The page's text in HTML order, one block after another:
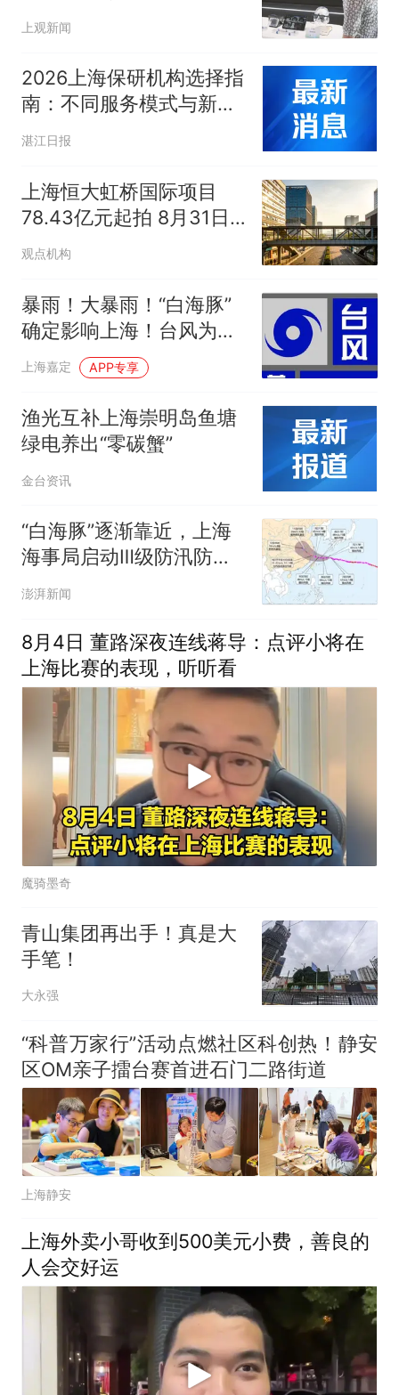
生产力强劲脉搏
上观新闻
2026上海保研机构选择指
南：不同服务模式与新工
科辅导能力分析
湛江日报
上海恒大虹桥国际项目
78.43亿元起拍 8月31日
开拍
观点机构
暴雨！大暴雨！“白海豚”
确定影响上海！台风为啥
总挑周末来？
上海嘉定 APP专享
渔光互补上海崇明岛鱼塘
绿电养出“零碳蟹”
金台资讯
“白海豚”逐渐靠近，上海
海事局启动Ⅲ级防汛防台
响应、四区发台风蓝色预
澎湃新闻
8月4日 董路深夜连线蒋导：点评小将在
上海比赛的表现，听听看
魔骑墨奇
青山集团再出手！真是大
手笔！
大永强
“科普万家行”活动点燃社区科创热！静安
区OM亲子擂台赛首进石门二路街道
上海静安
上海外卖小哥收到500美元小费，善良的
人会交好运